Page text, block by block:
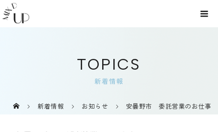
TOPICS
新着情報
新着情報 お知らせ 安曇野市 委託営業のお仕事